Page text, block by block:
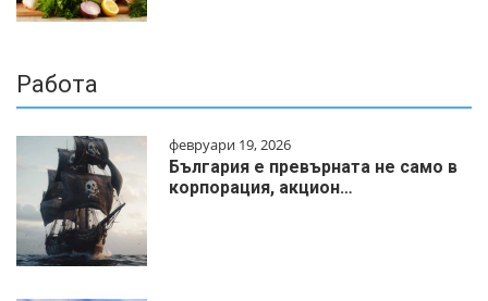
Работа
февруари 19, 2026
България е превърната не само в
корпорация, акцион…